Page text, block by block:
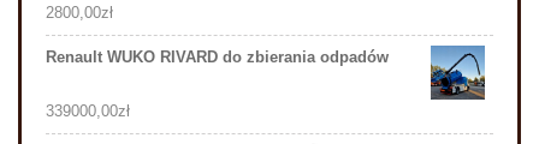
2800,00zł
Renault WUKO RIVARD do zbierania odpadów
339000,00zł